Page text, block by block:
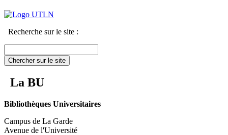
Recherche sur le site :
Chercher sur le site
La BU
Bibliothèques Universitaires
Campus de La Garde
Avenue de l'Université